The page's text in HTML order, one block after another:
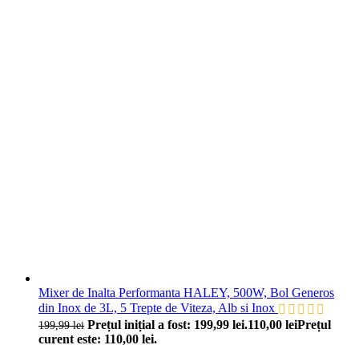
Mixer de Inalta Performanta HALEY, 500W, Bol Generos
din Inox de 3L, 5 Trepte de Viteza, Alb si Inox
199,99lei Prețul inițial a fost: 199,99 lei.110,00 leiPrețul
curent este: 110,00 lei.